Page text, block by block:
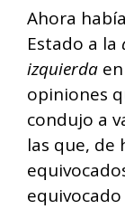
Ahora
Estado a la
izquierda
opiniones
condujo a
las que, de